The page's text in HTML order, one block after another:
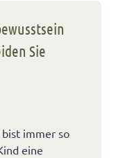
Sie
bist immer so
eine